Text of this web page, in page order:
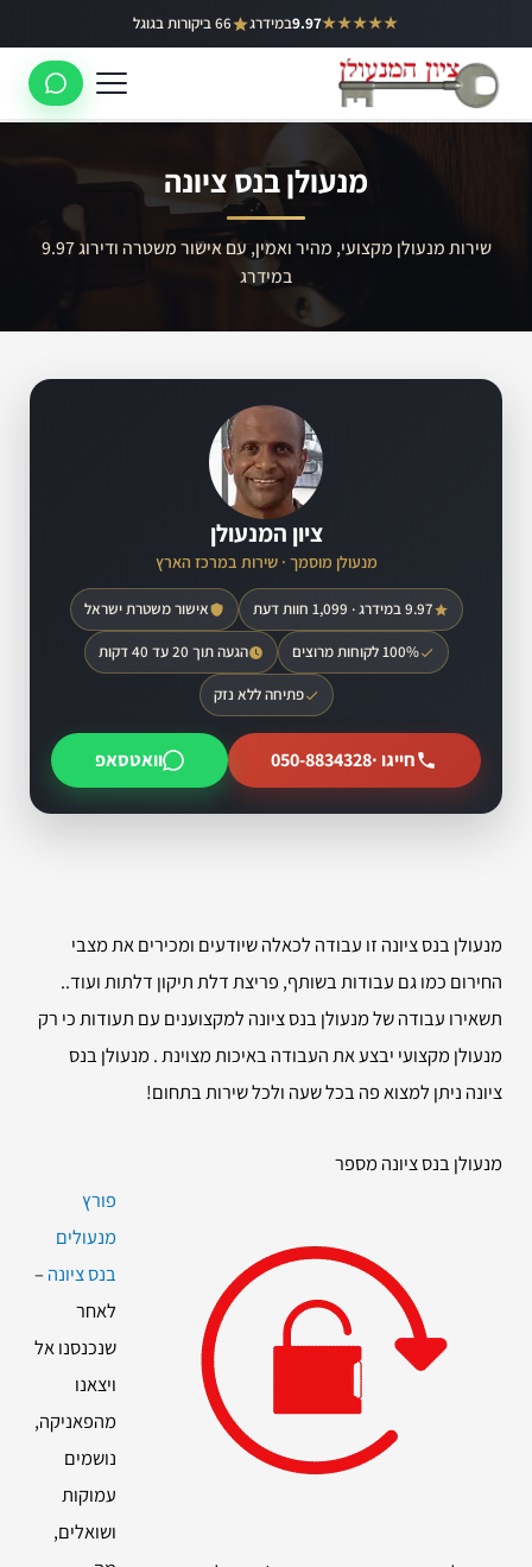
לתוכן
★★★★★
9.97במידרג 66 ביקורות בגוגל באר יעקב
ראשון לציון
רמלה
מנעולן בנס ציונה
שירות מנעולן מקצועי, מהיר ואמין, עם אישור משטרה ודירוג 9.97
במידרג
ציון המנעולן
מנעולן מוסמך · שירות במרכז הארץ
9.97 במידרג · 1,099 חוות דעת אישור משטרת ישראל
100% לקוחות מרוצים הגעה תוך 20 עד 40 דקות
פתיחה ללא נזק
חייגו ·050-8834328 וואטסאפ
מנעולן בנס ציונה זו עבודה לכאלה שיודעים ומכירים את מצבי
החירום כמו גם עבודות בשותף, פריצת דלת תיקון דלתות ועוד..
תשאירו עבודה של מנעולן בנס ציונה למקצוענים עם תעודות כי רק
מנעולן מקצועי יבצע את העבודה באיכות מצוינת . מנעולן בנס
ציונה ניתן למצוא פה בכל שעה ולכל שירות בתחום!
מנעולן בנס ציונה מספר
פורץ
מנעולים
בנס ציונה–
לאחר
שנכנסנו אל
ויצאנו
מהפאניקה,
נושמים
עמוקות
ושואלים,